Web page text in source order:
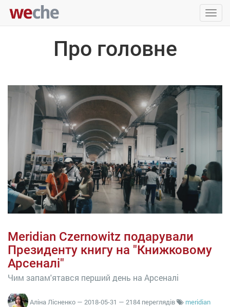
Про головне
Meridian Czernowitz подарували
Президенту книгу на "Книжковому
Арсеналі"
Чим запам'ятався перший день на Арсеналі
Аліна Лісненко — 2018-05-31 — 2184 переглядів
meridian